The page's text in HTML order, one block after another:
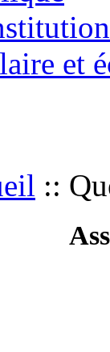
et
::